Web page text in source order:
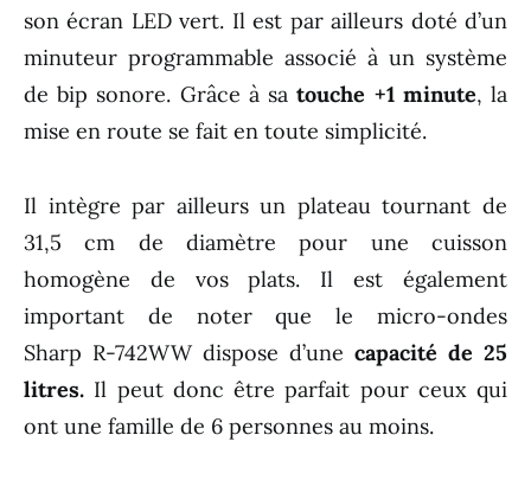
son écran LED vert. Il est par ailleurs doté d’un
minuteur programmable associé à un système
de bip sonore. Grâce à satouche +1 minute, la
mise en route se fait en toute simplicité.
Il intègre par ailleurs un plateau tournant de
31,5 cm de diamètre pour une cuisson
homogène de vos plats. Il est également
important de noter que le micro-ondes
Sharp R-742WW dispose d’une capacité de 25
litres. Il peut donc être parfait pour ceux qui
ont une famille de 6 personnes au moins.